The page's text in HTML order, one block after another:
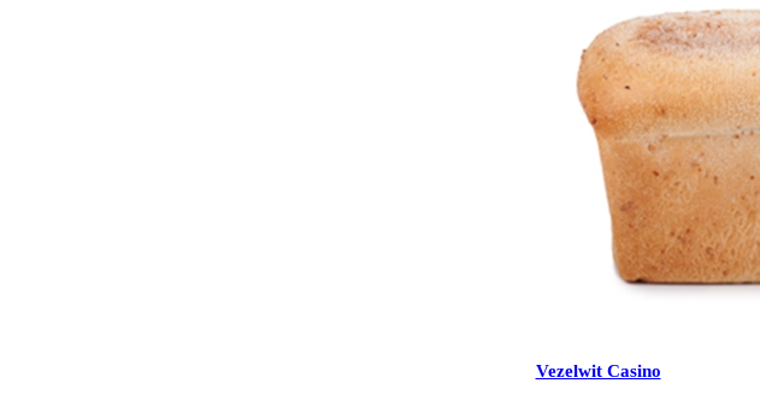
Vezelwit Casino